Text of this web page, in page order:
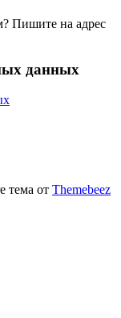
Пишите на адрес
данных
тема от Themebeez